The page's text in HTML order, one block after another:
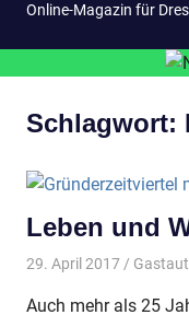
Online-Magazin für
Schlagwort:
Leben und
29. April 2017
Auch mehr als 25